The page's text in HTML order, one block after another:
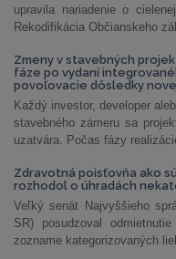
upravila nariadenie o
Rekodifikácia Občianskeho
Zmeny v stavebných
fáze po vydaní
povoľovacie dôsledky
Každý investor, developer
stavebného zámeru sa
uzatvára. Počas fázy
Zdravotná poisťovňa ako
rozhodol o úhradách
Veľký senát Najvyššieho
SR) posudzoval
zozname kategorizovaných